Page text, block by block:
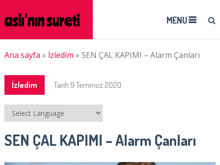
MENU
Ana sayfa » İzledim » SEN ÇAL KAPIMI – Alarm Çanları
İzledim Tarih 9 Temmuz 2020
SEN ÇAL KAPIMI – Alarm Çanları